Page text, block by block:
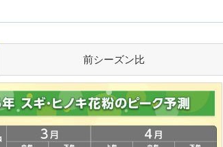
前シーズン比